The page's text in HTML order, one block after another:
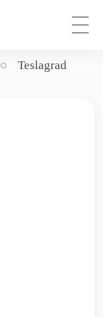
Teslagrad